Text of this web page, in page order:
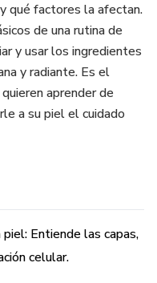
qué factores la afectan.
de una rutina de
y usar los ingredientes
y radiante. Es el
aprender de
a su piel el cuidado
Entiende las capas,
celular.